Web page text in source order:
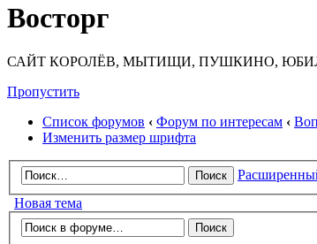
Восторг
САЙТ КОРОЛЁВ, МЫТИЩИ, ПУШКИНО,
Пропустить
Список форумов ‹ Форум по интересам ‹
Изменить размер шрифта
Новая тема